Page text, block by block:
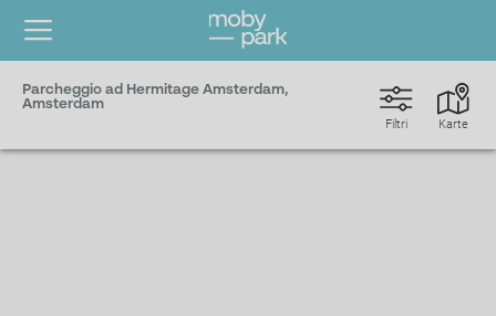
Parcheggio ad Hermitage Amsterdam,
Amsterdam
Karte
Filtri